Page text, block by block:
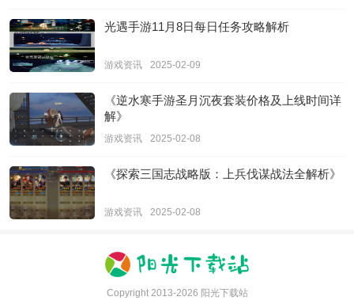
光遇手游11月8日每日任务攻略解析
游戏资讯 2025-02-09
《逆水寒手游圣月沉夜套装价格及上线时间详
解》
游戏资讯 2025-02-08
《探索三国志战略版：上兵伐谋战法全解析》
游戏资讯 2025-02-08
Copyright 2013-2026 阳光下载站